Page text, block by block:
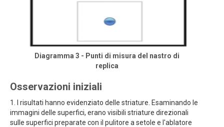
Diagramma 3 - Punti di misura del nastro di
replica
Osservazioni iniziali
1. I risultati hanno evidenziato delle striature. Esaminando le
immagini delle superfici, erano visibili striature direzionali
sulle superfici preparate con il pulitore a setole e l'ablatore